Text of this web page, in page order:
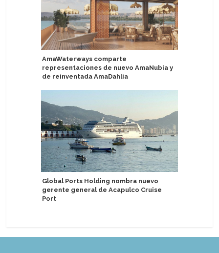
AmaWaterways comparte
representaciones de nuevo AmaNubia y
de reinventada AmaDahlia
Global Ports Holding nombra nuevo
gerente general de Acapulco Cruise
Port